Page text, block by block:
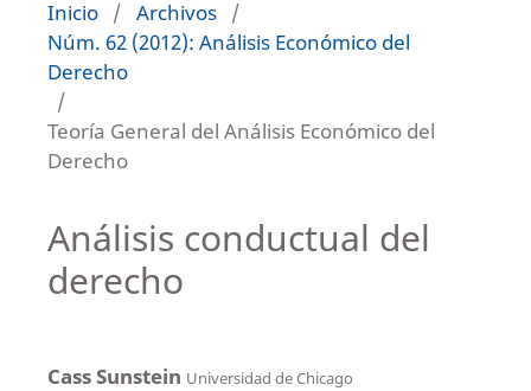
Inicio / Archivos /
Núm. 62 (2012): Análisis Económico del
Derecho
/
Teoría General del Análisis Económico del
Derecho
Análisis conductual del
derecho
Cass Sunstein Universidad de Chicago